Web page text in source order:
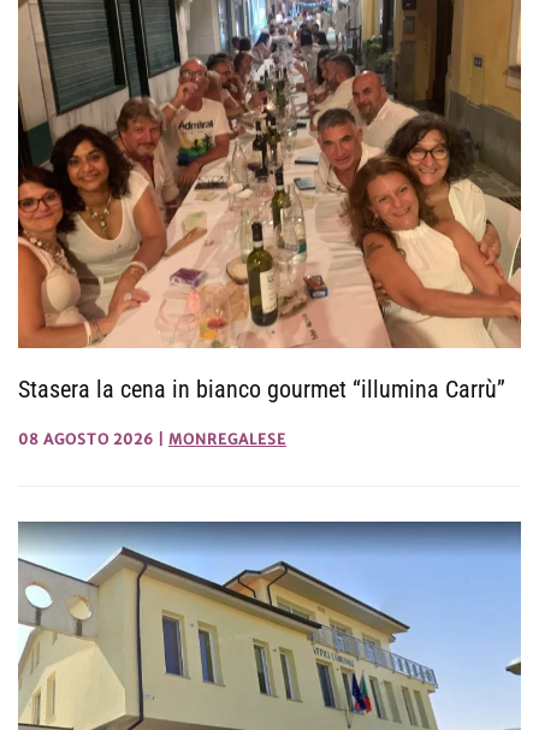
Stasera la cena in bianco gourmet “illumina Carrù”
08 AGOSTO 2026 MONREGALESE